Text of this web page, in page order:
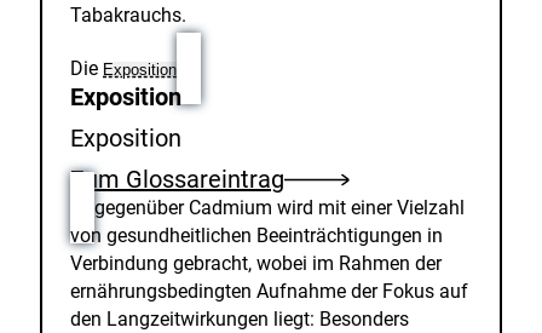
Tabakrauchs.
Die Exposition
Exposition
Exposition
Zum Glossareintrag
gegenüber Cadmium wird mit einer Vielzahl
von gesundheitlichen Beeinträchtigungen in
Verbindung gebracht, wobei im Rahmen der
ernährungsbedingten Aufnahme der Fokus auf
den Langzeitwirkungen liegt: Besonders